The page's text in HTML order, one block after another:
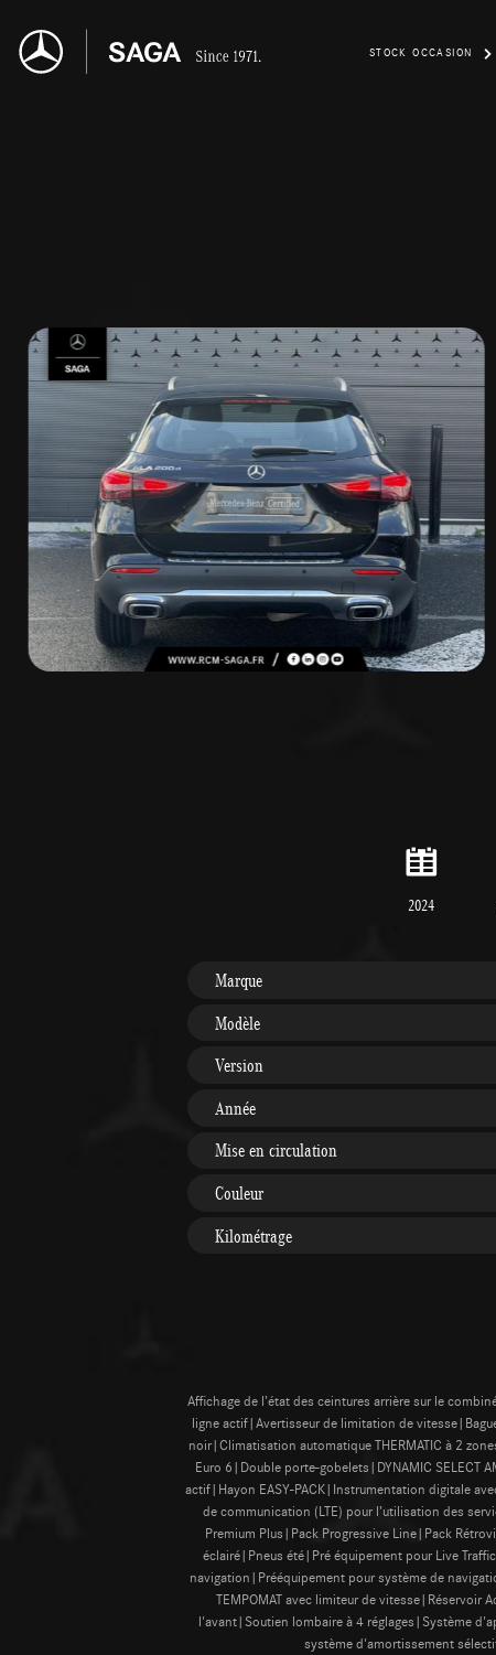
STOCK OCCASION
2024
Marque
Modèle
Version
Année
Mise en circulation
Couleur
Kilométrage
Affichage de l’état des ceintures arrière sur le
ligne actif|Avertisseur de limitation de
noir|Climatisation automatique THERMATIC à 2
Euro 6|Double porte-gobelets|DYNAMIC SELECT
actif|Hayon EASY-PACK|Instrumentation digitale
de communication (LTE) pour l’utilisation des
Premium Plus|Pack Progressive Line|Pack
éclairé|Pneus été|Pré équipement pour Live
navigation|Prééquipement pour système de
TEMPOMAT avec limiteur de
l'avant|Soutien lombaire à 4 réglages|Système
système d'amortissement